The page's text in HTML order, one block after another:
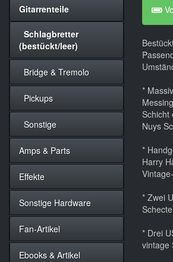
*
Schicht
Nuys
*
Harry
* Zwei
* Drei
vintage
Gitarrenteile
Schlagbretter
(bestückt/leer)
Bridge & Tremolo
Pickups
Sonstige
Amps & Parts
Effekte
Sonstige Hardware
Fan-Artikel
Ebooks & Artikel